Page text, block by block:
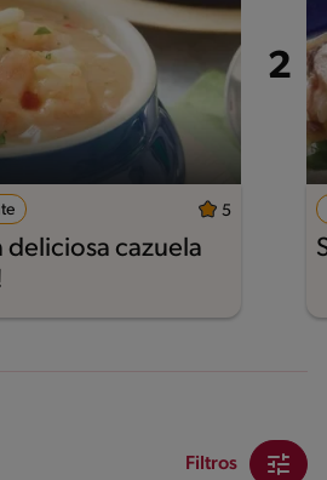
5
deliciosa cazuela
Filtros